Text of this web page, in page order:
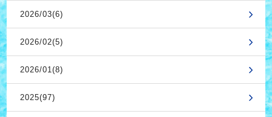
2026/03(6)
2026/02(5)
2026/01(8)
2025(97)